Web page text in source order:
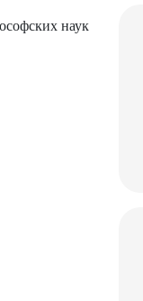
наук